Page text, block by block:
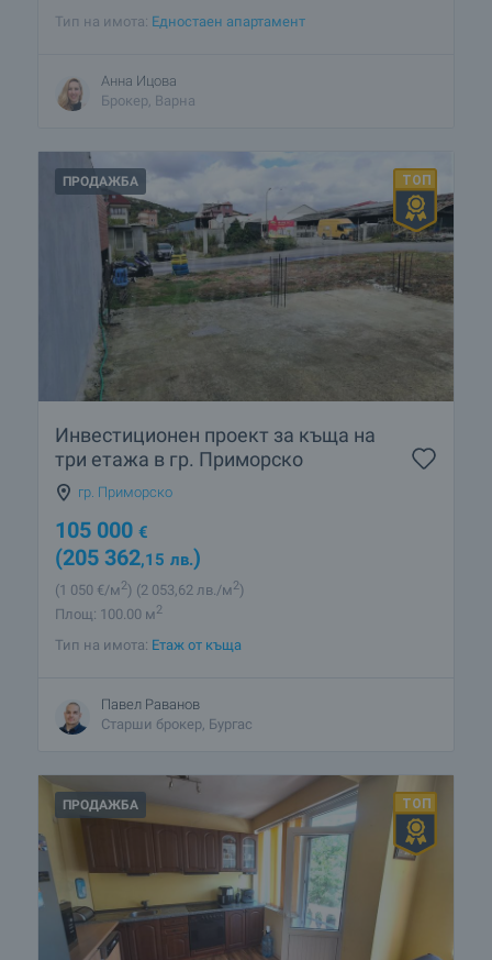
Тип на имота: Едностаен апартамент
Анна Ицова
Брокер, Варна
ПРОДАЖБА
Инвестиционен проект за къща на
три етажа в гр. Приморско
гр. Приморско
105 000 €
(205 362,15 лв.)
(1 050 €/м2) (2 053,62 лв./м2)
Площ: 100.00 м2
Тип на имота: Етаж от къща
Павел Раванов
Старши брокер, Бургас
ПРОДАЖБА